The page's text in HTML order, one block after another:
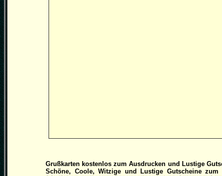
Grußkarten kostenlos zum Ausdrucken und Lustige
Schöne, Coole, Witzige und Lustige Gutscheine